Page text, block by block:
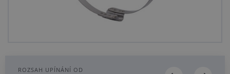
ROZSAH UPÍNÁNÍ OD